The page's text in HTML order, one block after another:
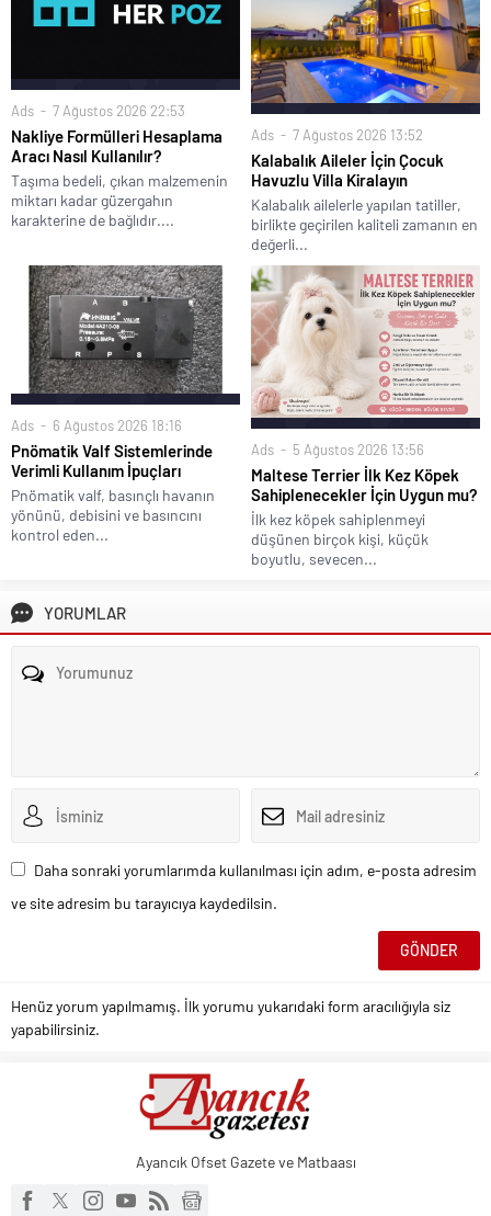
Ads 7 Ağustos 2026 22:53
Nakliye Formülleri Hesaplama
Aracı Nasıl Kullanılır?
Taşıma bedeli, çıkan malzemenin
miktarı kadar güzergahın
karakterine de bağlıdır....
Ads 7 Ağustos 2026 13:52
Kalabalık Aileler İçin Çocuk
Havuzlu Villa Kiralayın
Kalabalık ailelerle yapılan tatiller,
birlikte geçirilen kaliteli zamanın en
değerli...
Ads 6 Ağustos 2026 18:16
Pnömatik Valf Sistemlerinde
Verimli Kullanım İpuçları
Pnömatik valf, basınçlı havanın
yönünü, debisini ve basıncını
kontrol eden...
Ads 5 Ağustos 2026 13:56
Maltese Terrier İlk Kez Köpek
Sahiplenecekler İçin Uygun mu?
İlk kez köpek sahiplenmeyi
düşünen birçok kişi, küçük
boyutlu, sevecen...
YORUMLAR
Daha sonraki yorumlarımda kullanılması için adım, e-posta adresim
ve site adresim bu tarayıcıya kaydedilsin.
Henüz yorum yapılmamış. İlk yorumu yukarıdaki form aracılığıyla siz
yapabilirsiniz.
Ayancık Ofset Gazete ve Matbaası